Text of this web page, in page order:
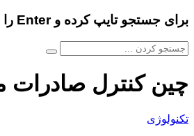
برای جستجو تایپ کرده و Enter را بزنید
چین کنترل
تکنولوژی